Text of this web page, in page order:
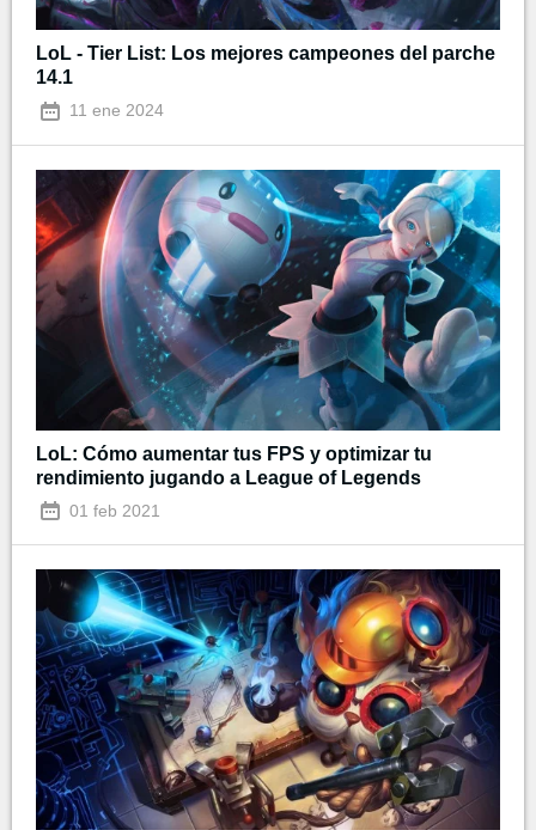
LoL - Tier List: Los mejores campeones del parche
14.1
11 ene 2024
LoL: Cómo aumentar tus FPS y optimizar tu
rendimiento jugando a League of Legends
01 feb 2021